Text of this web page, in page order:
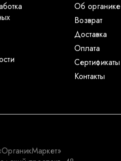
Об органике
Возврат
Доставка
Оплата
Сертификаты
Контакты